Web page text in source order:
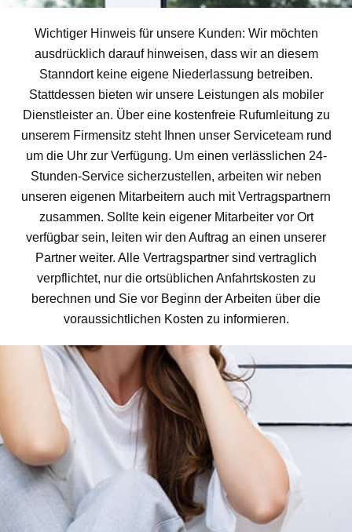
Wichtiger Hinweis für unsere Kunden: Wir möchten
ausdrücklich darauf hinweisen, dass wir an diesem
Stanndort keine eigene Niederlassung betreiben.
Stattdessen bieten wir unsere Leistungen als mobiler
Dienstleister an. Über eine kostenfreie Rufumleitung zu
unserem Firmensitz steht Ihnen unser Serviceteam rund
um die Uhr zur Verfügung. Um einen verlässlichen 24-
Stunden-Service sicherzustellen, arbeiten wir neben
unseren eigenen Mitarbeitern auch mit Vertragspartnern
zusammen. Sollte kein eigener Mitarbeiter vor Ort
verfügbar sein, leiten wir den Auftrag an einen unserer
Partner weiter. Alle Vertragspartner sind vertraglich
verpflichtet, nur die ortsüblichen Anfahrtskosten zu
berechnen und Sie vor Beginn der Arbeiten über die
voraussichtlichen Kosten zu informieren.